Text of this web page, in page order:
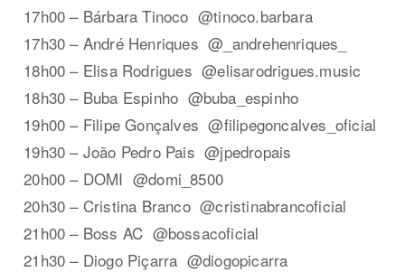
17h00 – Bárbara Tinoco @tinoco.barbara
17h30 – André Henriques @_andrehenriques_
18h00 – Elisa Rodrigues @elisarodrigues.music
18h30 – Buba Espinho @buba_espinho
19h00 – Filipe Gonçalves @filipegoncalves_oficial
19h30 – João Pedro Pais @jpedropais
20h00 – DOMI @domi_8500
20h30 – Cristina Branco @cristinabrancoficial
21h00 – Boss AC @bossacoficial
21h30 – Diogo Piçarra @diogopicarra